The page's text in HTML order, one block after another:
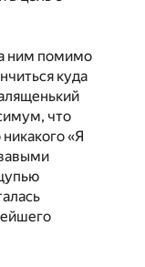
ним помимо
куда
что
«Я